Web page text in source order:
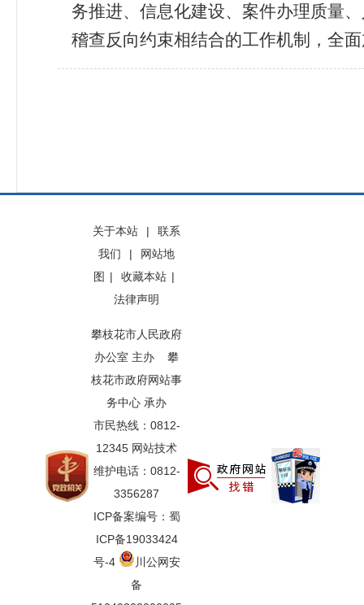
务推进、信息化建设、案件办理质量
稽查反向约束相结合的工作机制，全
关于本站 |
联系
我们
|
网站地
图 | 收藏本站 |
法律声明
攀枝花市人民政府
办公室 主办 攀
枝花市政府网站事
务中心 承办
市民热线：0812-
12345 网站技术
维护电话：0812-
3356287
ICP备案编号：蜀
ICP备19033424
号-4
川公网安
备